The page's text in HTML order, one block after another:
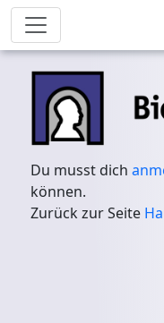
Du musst dich
können.
Zurück zur Seite